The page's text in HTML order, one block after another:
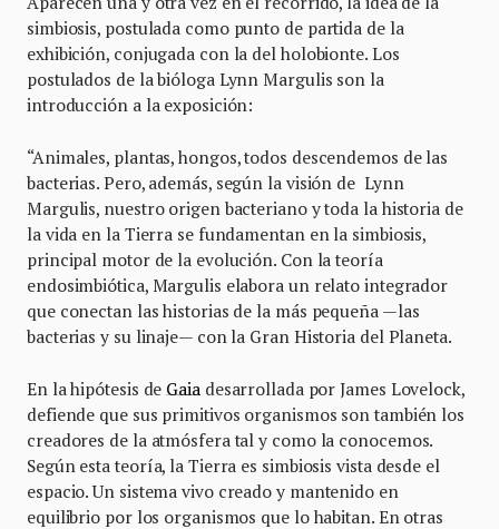
simbiosis, postulada como punto de partida de la
exhibición, conjugada con la del holobionte. Los
postulados de la bióloga Lynn Margulis son la
introducción a la exposición:
“Animales, plantas, hongos, todos descendemos de las
bacterias. Pero, además, según la visión de Lynn
Margulis, nuestro origen bacteriano y toda la historia de
la vida en la Tierra se fundamentan en la simbiosis,
principal motor de la evolución. Con la teoría
endosimbiótica, Margulis elabora un relato integrador
que conectan las historias de la más pequeña —las
bacterias y su linaje— con la Gran Historia del Planeta.
En la hipótesis de Gaia desarrollada por James Lovelock,
defiende que sus primitivos organismos son también los
creadores de la atmósfera tal y como la conocemos.
Según esta teoría, la Tierra es simbiosis vista desde el
espacio. Un sistema vivo creado y mantenido en
equilibrio por los organismos que lo habitan. En otras